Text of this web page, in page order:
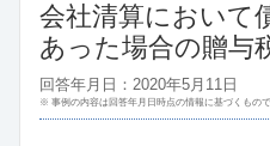
会社清算において
あった場合の贈与
回答年月日：2020年5月11日
※ 事例の内容は回答年月日時点の情報に基づくもの